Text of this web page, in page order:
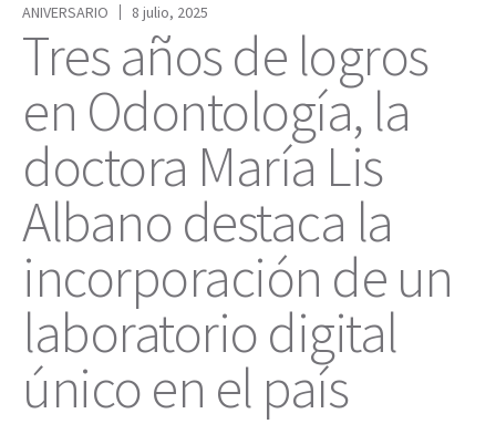
ANIVERSARIO
8 julio, 2025
Tres años de logros
en Odontología, la
doctora María Lis
Albano destaca la
incorporación de un
laboratorio digital
único en el país